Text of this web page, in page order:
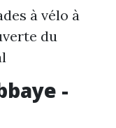
à vélo à
du
-